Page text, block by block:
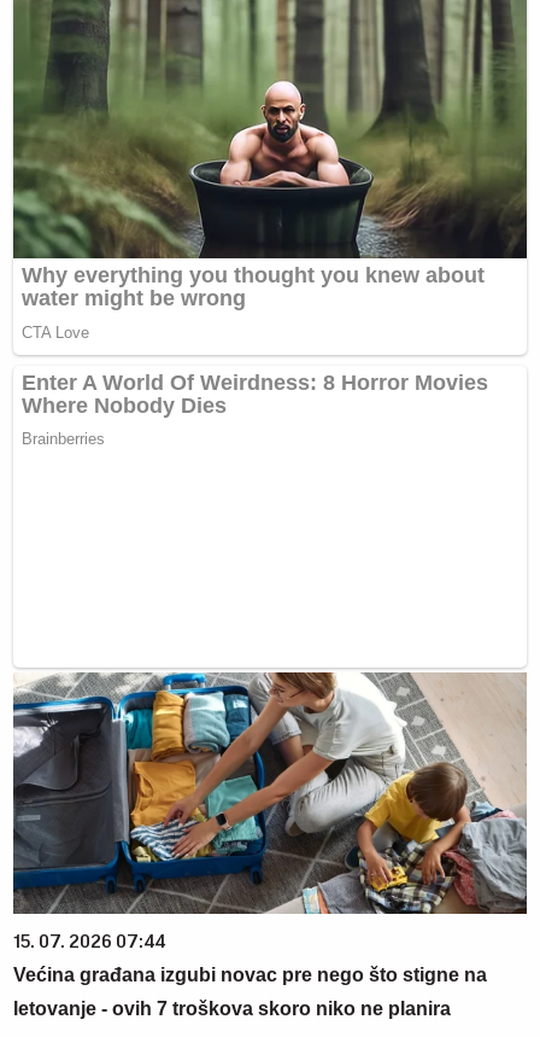
15. 07. 2026 07:44
Većina građana izgubi novac pre nego što stigne na
letovanje - ovih 7 troškova skoro niko ne planira